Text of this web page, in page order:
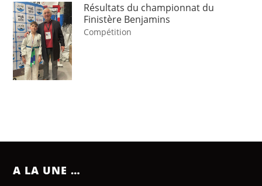
Résultats du championnat du
Finistère Benjamins
Compétition
A LA UNE …